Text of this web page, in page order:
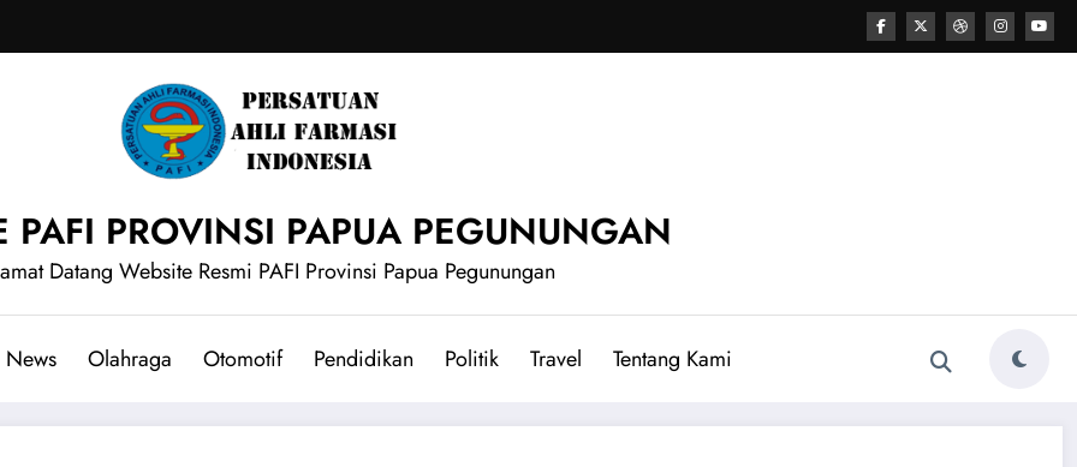
PAFI PROVINSI PAPUA PEGUNUNGAN
Datang Website Resmi PAFI Provinsi Papua Pegunungan
News Olahraga Otomotif Pendidikan Politik Travel Tentang Kami